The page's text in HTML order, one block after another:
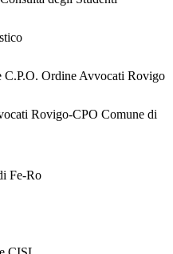
C.P.O. Ordine Avvocati Rovigo
Rovigo-CPO Comune di
Fe-Ro